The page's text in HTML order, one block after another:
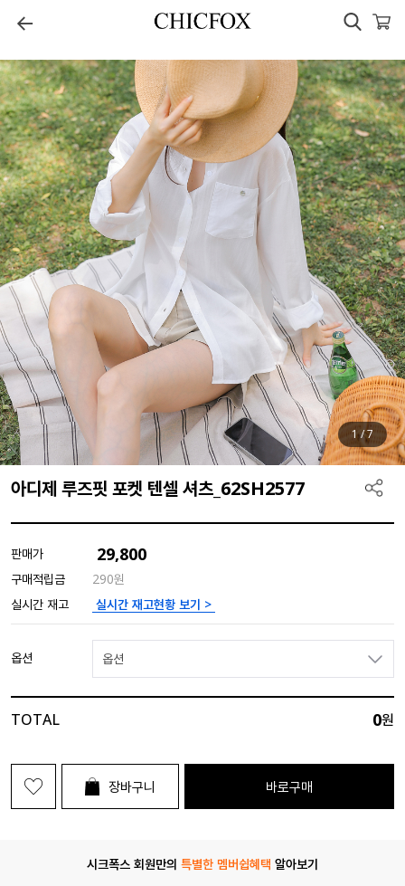
1/7
아디제 루즈핏 포켓 텐셀 셔츠_62SH2577
판매가 29,800
구매적립금
290원
실시간 재고
실시간 재고현황 보기 >
옵션 옵션
TOTAL 0원
장바구니 바로구매
시크폭스 회원만의 특별한 멤버쉽혜택 알아보기